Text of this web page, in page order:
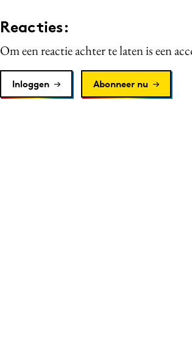
Reacties:
Om een reactie achter te laten is een
Inloggen Abonneer nu